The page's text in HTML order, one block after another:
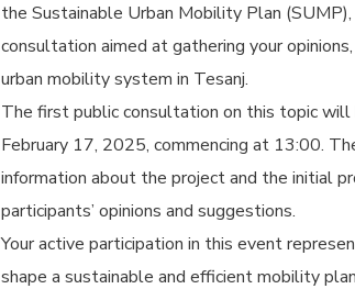
the Sustainable Urban Mobility Plan
consultation aimed at gathering your
urban mobility system in Tesanj.
The first public consultation on this topic
February 17, 2025, commencing at 13:00.
information about the project and the initial
participants’ opinions and suggestions.
Your active participation in this event
shape a sustainable and efficient mobility